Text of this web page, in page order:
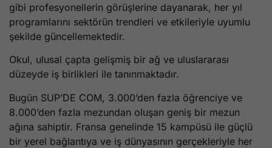
gibi profesyonellerin görüşlerine dayanarak, her yıl
programlarını sektörün trendleri ve etkileriyle uyumlu
şekilde güncellemektedir.
Okul, ulusal çapta gelişmiş bir ağ ve uluslararası
düzeyde iş birlikleri ile tanınmaktadır.
Bugün SUP’DE COM, 3.000’den fazla öğrenciye ve
8.000’den fazla mezundan oluşan geniş bir mezun
ağına sahiptir. Fransa genelinde 15 kampüsü ile güçlü
bir yerel bağlantıya ve iş dünyasının gerçekleriyle her